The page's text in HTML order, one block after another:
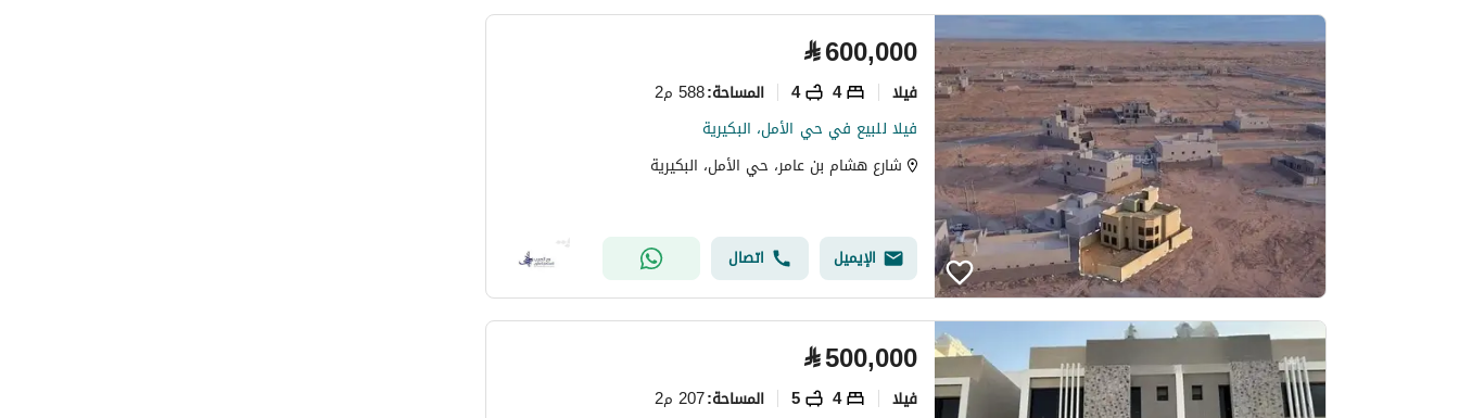
⃁600,000
فیلا 4
4 المساحة:588 م2
فيلا للبيع في حي الأمل، البكيرية
شارع هشام بن عامر، حي الأمل، البكيرية
الإيميل اتصال
⃁500,000
فیلا 4
5 المساحة:207 م2